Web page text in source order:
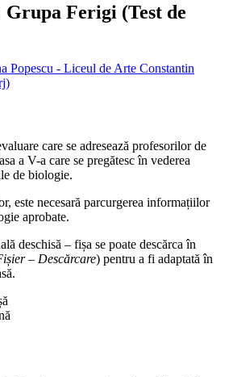
Grupa Ferigi (Test de
Popescu - Liceul de Arte Constantin
care se adresează profesorilor de
a V-a care se pregătesc în vederea
de biologie.
este necesară parcurgerea informațiilor
aprobate.
deschisă – fișa se poate descărca în
– Descărcare) pentru a fi adaptată în